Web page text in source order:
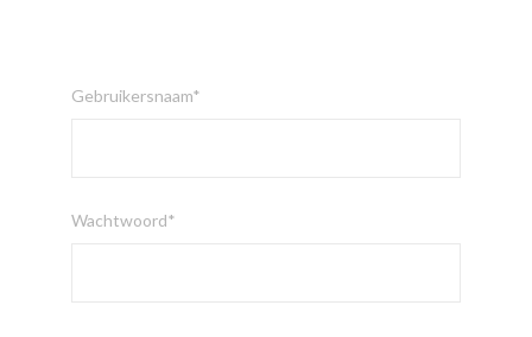
Gebruikersnaam*
Wachtwoord*